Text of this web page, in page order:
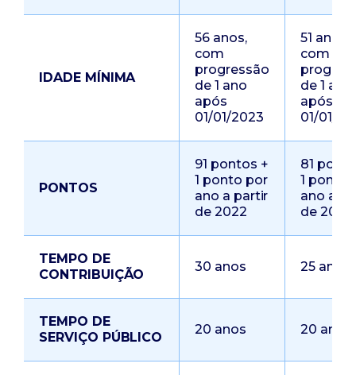
IDADE MÍNIMA
56 anos,
com
progressão
de 1 ano
após
01/01/2023
51 anos,
com
de 1 ano
após
01/01/
PONTOS
91 pontos +
1 ponto por
ano a partir
de 2022
81
1 ponto
ano a
de 2022
TEMPO DE
CONTRIBUIÇÃO
30 anos 25 anos
TEMPO DE
SERVIÇO PÚBLICO
20 anos 20 anos